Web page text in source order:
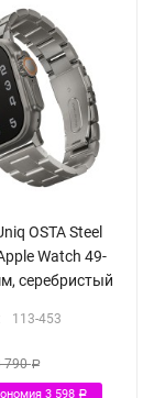
OSTA Steel
Watch 49-
серебристый
113-453
790Р
3 598 Р